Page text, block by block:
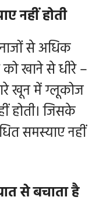
नहीं होती
से अधिक
खाने से धीरे –
खून में ग्लूकोज
होती। जिसके
समस्याए नहीं
से बचाता है